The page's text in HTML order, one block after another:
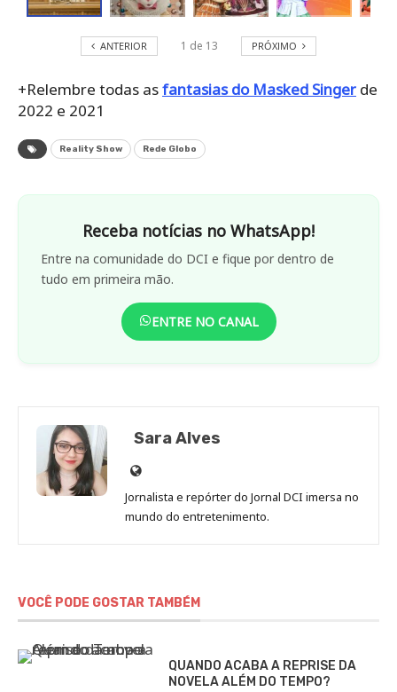
ANTERIOR 1 de 13 PRÓXIMO
+Relembre todas asfantasias do Masked Singer de
2022 e 2021
Reality Show Rede Globo
Receba notícias no WhatsApp!
Entre na comunidade do DCI e fique por dentro de
tudo em primeira mão.
ENTRE NO CANAL
Sara Alves
Site
de
Sara
Jornalista e repórter do Jornal DCI imersa no
mundo do entretenimento.
VOCÊ PODE GOSTAR TAMBÉM
QUANDO ACABA A REPRISE DA
NOVELA ALÉM DO TEMPO?